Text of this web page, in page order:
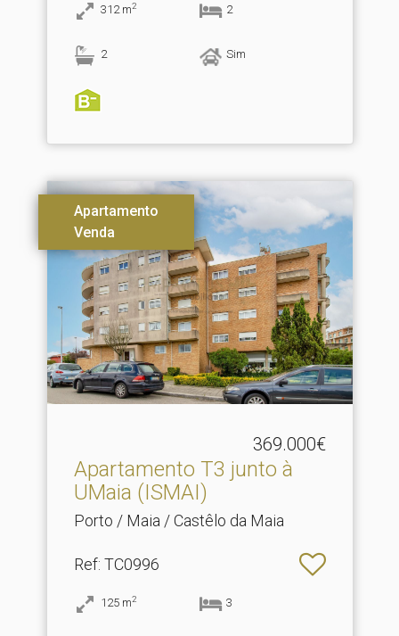
312 m2 2
2 Sim
Apartamento
Venda
369.000€
Apartamento T3 junto à
UMaia (ISMAI)
Porto / Maia / Castêlo da Maia
Ref: TC0996
125 m2 3